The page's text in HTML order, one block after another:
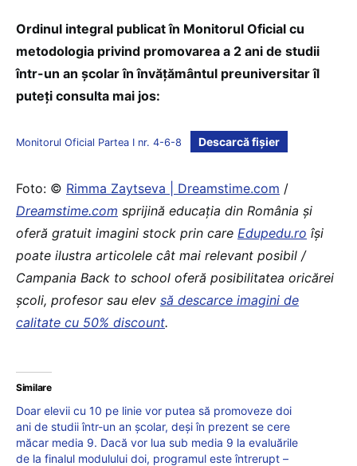
Ordinul integral publicat în Monitorul Oficial cu
metodologia privind promovarea a 2 ani de studii
într-un an şcolar în învăţământul preuniversitar îl
puteți consulta mai jos:
Monitorul Oficial Partea I nr. 4-6-8 Descarcă fișier
Foto: © Rimma Zaytseva | Dreamstime.com /
Dreamstime.com sprijină educaţia din România şi
oferă gratuit imagini stock prin care Edupedu.ro îşi
poate ilustra articolele cât mai relevant posibil /
Campania Back to school oferă posibilitatea oricărei
școli, profesor sau elev să descarce imagini de
calitate cu 50% discount.
Similare
Doar elevii cu 10 pe linie vor putea să promoveze doi
ani de studii într-un an școlar, deși în prezent se cere
măcar media 9. Dacă vor lua sub media 9 la evaluările
de la finalul modulului doi, programul este întrerupt –